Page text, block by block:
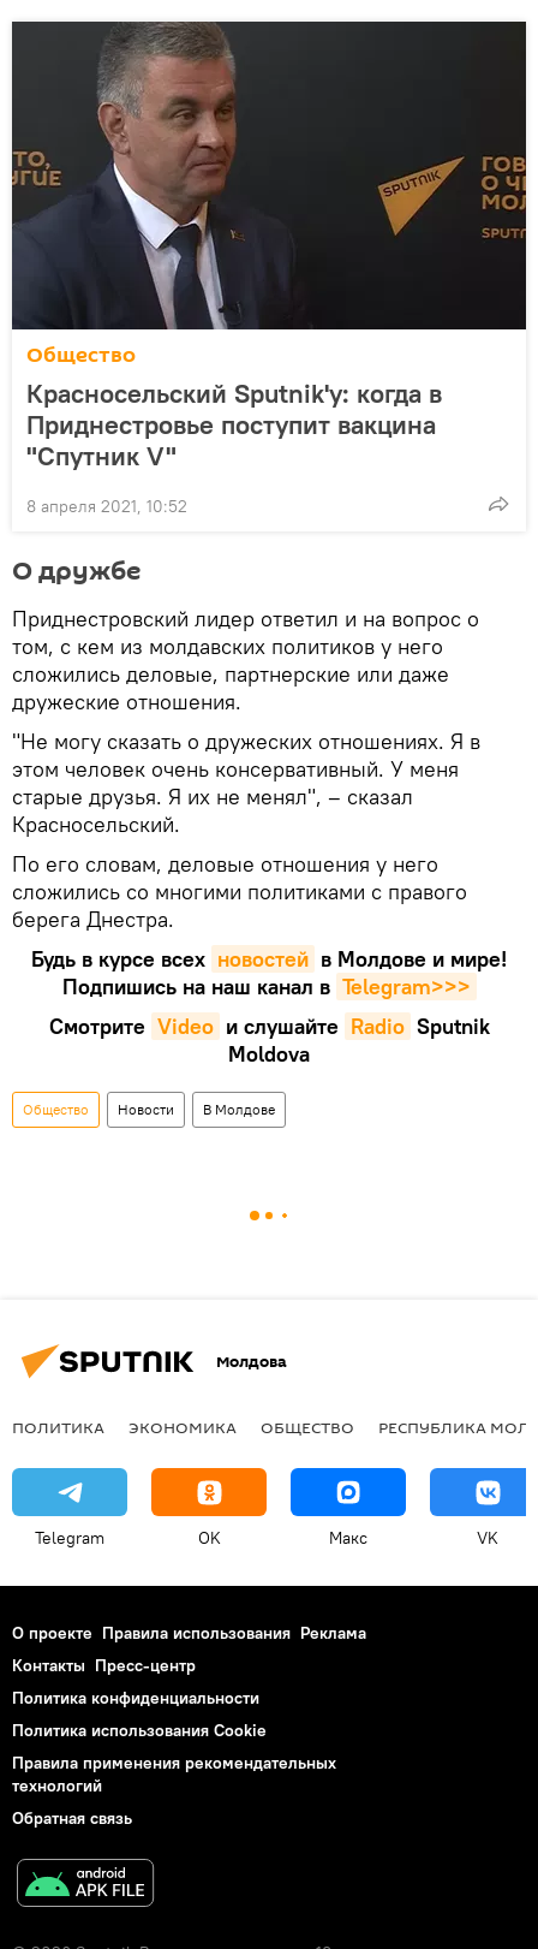
Общество
Красносельский Sputnik'у: когда в
Приднестровье поступит вакцина
"Спутник V"
8 апреля 2021, 10:52
О дружбе
Приднестровский лидер ответил и на вопрос о
том, с кем из молдавских политиков у него
сложились деловые, партнерские или даже
дружеские отношения.
"Не могу сказать о дружеских отношениях. Я в
этом человек очень консервативный. У меня
старые друзья. Я их не менял", – сказал
Красносельский.
По его словам, деловые отношения у него
сложились со многими политиками с правого
берега Днестра.
Будь в курсе всех новостей в Молдове и мире!
Подпишись на наш канал в Telegram>>>
Смотрите Video и слушайте Radio Sputnik
Moldova
Общество Новости В Молдове
Молдова
ПОЛИТИКА ЭКОНОМИКА ОБЩЕСТВО РЕСПУБЛИКА
Telegram OK Макс VK
О проекте Правила использования Реклама
Контакты Пресс-центр
Политика конфиденциальности
Политика использования Cookie
Правила применения рекомендательных
технологий
Обратная связь